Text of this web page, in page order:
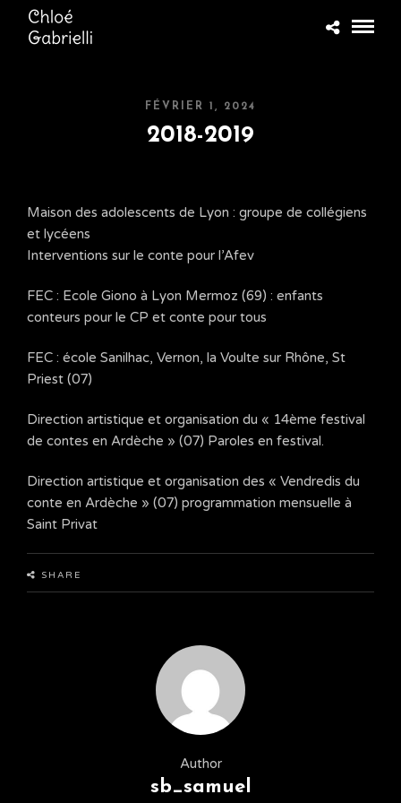
FÉVRIER 1, 2024
2018-2019
Maison des adolescents de Lyon : groupe de collégiens
et lycéens
Interventions sur le conte pour l’Afev
FEC : Ecole Giono à Lyon Mermoz (69) : enfants
conteurs pour le CP et conte pour tous
FEC : école Sanilhac, Vernon, la Voulte sur Rhône, St
Priest (07)
Direction artistique et organisation du « 14ème festival
de contes en Ardèche » (07) Paroles en festival.
Direction artistique et organisation des « Vendredis du
conte en Ardèche » (07) programmation mensuelle à
Saint Privat
SHARE
Author
sb_samuel